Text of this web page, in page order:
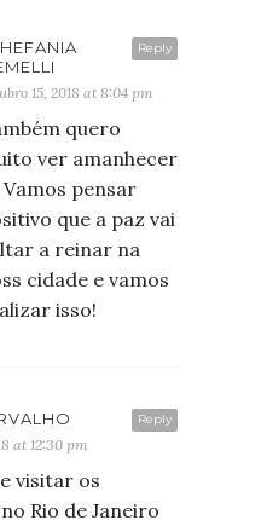
Reply
15, 2018 at 8:04 pm
quero
ver amanhecer
Vamos pensar
que a paz vai
a reinar na
cidade e vamos
isso!
Reply
at 12:30 pm
visitar os
Rio de Janeiro